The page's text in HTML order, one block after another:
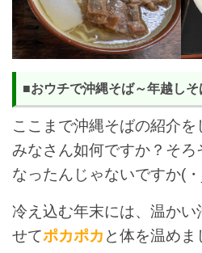
■おウチで沖縄そば～年越し
ここまで沖縄そばの紹介を
みなさん如何ですか？そろ
なったんじゃないですか(
冷え込む年末には、温か
せてポカポカ と体を温めま